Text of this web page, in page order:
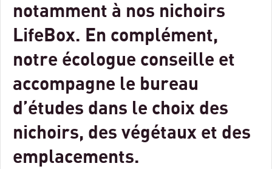
notamment à nos nichoirs
LifeBox. En complément,
notre écologue conseille et
accompagne le bureau
d’études dans le choix des
nichoirs, des végétaux et des
emplacements.